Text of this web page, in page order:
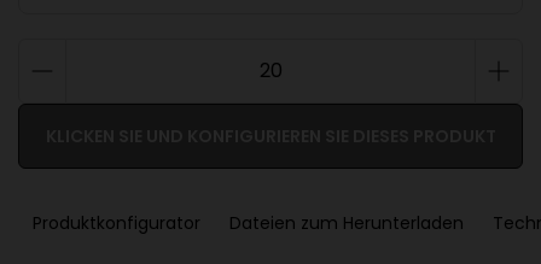
Produktkonfigurator Dateien zum Herunterladen